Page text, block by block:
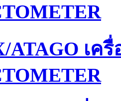
ATAGO เค